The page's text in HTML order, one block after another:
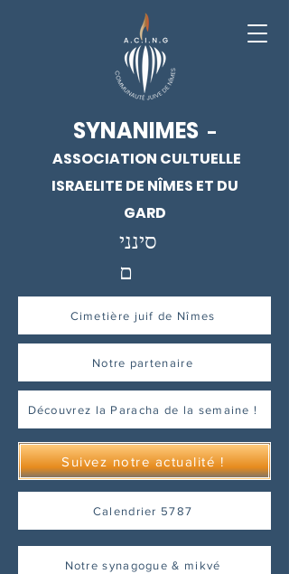
SYNANIMES -
ASSOCIATION CULTUELLE
ISRAELITE DE NÎMES ET DU
GARD
סינני
ם
Cimetière juif de Nîmes
Notre partenaire
Découvrez la Paracha de la semaine !
Suivez notre actualité !
Calendrier 5787
Notre synagogue & mikvé